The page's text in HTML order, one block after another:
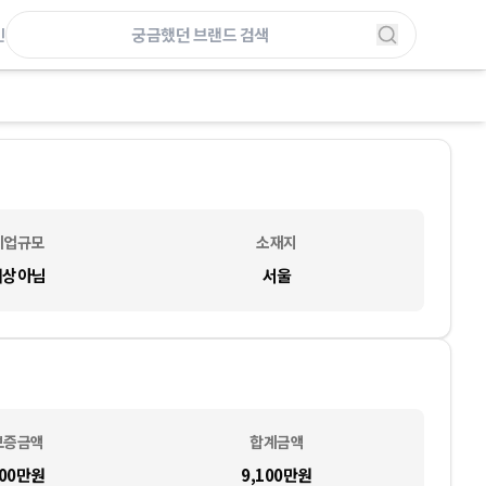
규모 소재지
아님 서울
금액 합계금액
만원 9,100만원